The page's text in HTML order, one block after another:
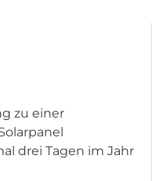
zu einer
drei Tagen im Jahr